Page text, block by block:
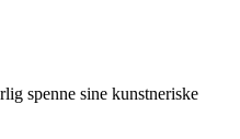
spenne sine kunstneriske